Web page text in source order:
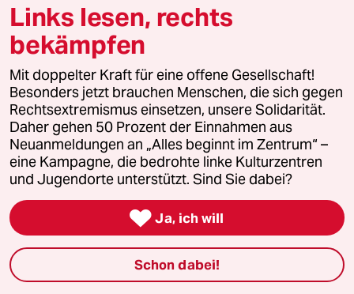
Haben wir durch die Krise nicht genug neue
Schulden? Von der Rezession der Wirtschaft
ganz zu schweigen. Was haben Länder und
Gemeinden mit den Steuerüberschüssen der
letzten Jahre gemacht? Wir Steuerzahlere
müssen das alles finanzieren, selbst den
Lebensunteerhalt aller Politiker.
7G 76530 (Profil gelöscht)
Mit der Arrm-Reich-Schere heute ist es wie mit
den Arbeitslosenzahlen in den 1980ern in der
alten BRD. Es wurde gewettet, wie viele
Arbeitslose das Land verkraftet. Bei den Armen
Links lesen, rechts
bekämpfen
Mit doppelter Kraft für eine offene Gesellschaft!
Besonders jetzt brauchen Menschen, die sich gegen
Rechtsextremismus einsetzen, unsere Solidarität.
Daher gehen 50 Prozent der Einnahmen aus
Neuanmeldungen an „Alles beginnt im Zentrum“ –
eine Kampagne, die bedrohte linke Kulturzentren
und Jugendorte unterstützt. Sind Sie dabei?
 Ja, ich will
Schon dabei!